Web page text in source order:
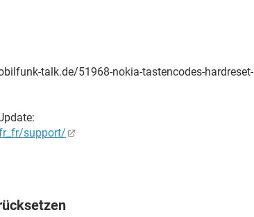
talk.de/51968-nokia-tastencodes-hardreset-
support/